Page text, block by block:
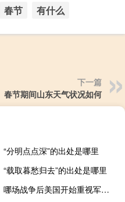
春节 有什么
下一篇
春节期间山东天气状况如何
“分明点点深”的出处是哪里
“载取暮愁归去”的出处是哪里
哪场战争后美国开始重视军事教育（美国军事教育界开始重视战争论）